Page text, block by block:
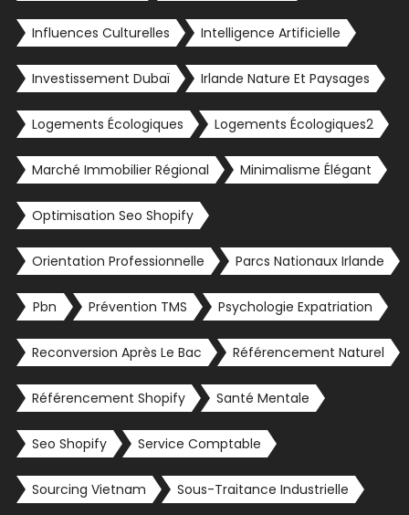
Influences Culturelles Intelligence Artificielle
Investissement Dubaï Irlande Nature Et Paysages
Logements Écologiques Logements Écologiques2
Marché Immobilier Régional Minimalisme Élégant
Optimisation Seo Shopify
Orientation Professionnelle Parcs Nationaux Irlande
Pbn Prévention TMS Psychologie Expatriation
Reconversion Après Le Bac Référencement Naturel
Référencement Shopify Santé Mentale
Seo Shopify Service Comptable
Sourcing Vietnam Sous-Traitance Industrielle